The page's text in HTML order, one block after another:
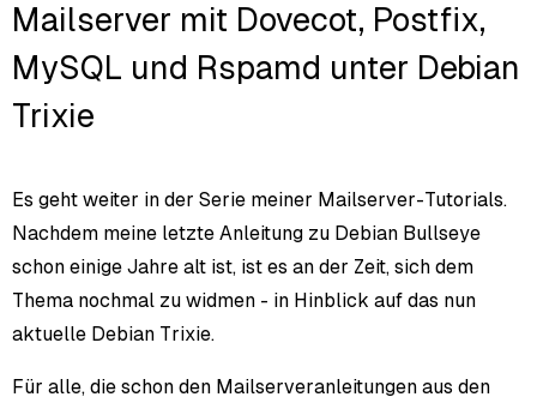
Mailserver mit Dovecot, Postfix,
MySQL und Rspamd unter Debian
Trixie
Es geht weiter in der Serie meiner Mailserver-Tutorials.
Nachdem meine letzte Anleitung zu Debian Bullseye
schon einige Jahre alt ist, ist es an der Zeit, sich dem
Thema nochmal zu widmen - in Hinblick auf das nun
aktuelle Debian Trixie.
Für alle, die schon den Mailserveranleitungen aus den